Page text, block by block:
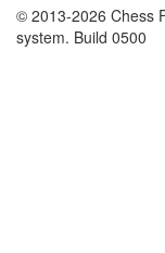
© 2013-2026 Chess
system. Build 0500